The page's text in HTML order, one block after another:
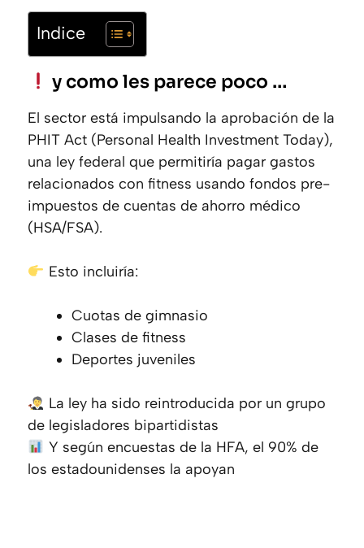
Indice
y como les parece poco …
El sector está impulsando la aprobación de la
PHIT Act (Personal Health Investment Today),
una ley federal que permitiría pagar gastos
relacionados con fitness usando fondos pre-
impuestos de cuentas de ahorro médico
(HSA/FSA).
Esto incluiría:
Cuotas de gimnasio
Clases de fitness
Deportes juveniles
La ley ha sido reintroducida por un grupo
de legisladores bipartidistas
Y según encuestas de la HFA, el 90% de
los estadounidenses la apoyan